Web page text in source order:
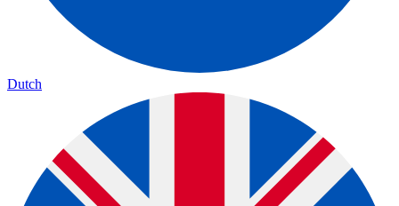
Dutch